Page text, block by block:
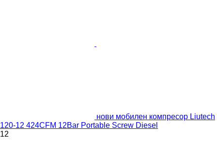
нови мобилен компресор Liutech
120-12 424CFM 12Bar Portable Screw Diesel
12